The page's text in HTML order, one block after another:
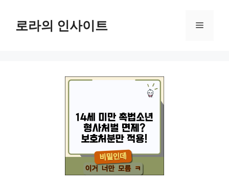
로라의 인사이트 메